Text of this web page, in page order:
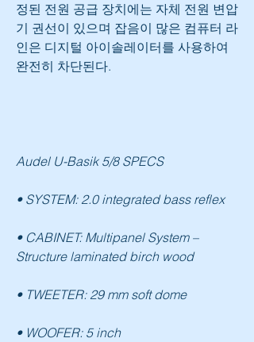
정된 전원 공급 장치에는 자체 전원 변압
기 권선이 있으며 잡음이 많은 컴퓨터 라
인은 디지털 아이솔레이터를 사용하여
완전히 차단된다.
Audel U-Basik 5/8 SPECS
• SYSTEM: 2.0 integrated bass reflex
• CABINET: Multipanel System –
Structure laminated birch wood
• TWEETER: 29 mm soft dome
• WOOFER: 5 inch